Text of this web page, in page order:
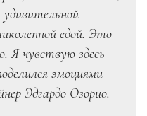
едой. Это
Я чувствую здесь
эмоциями
Эдгардо Озорио.